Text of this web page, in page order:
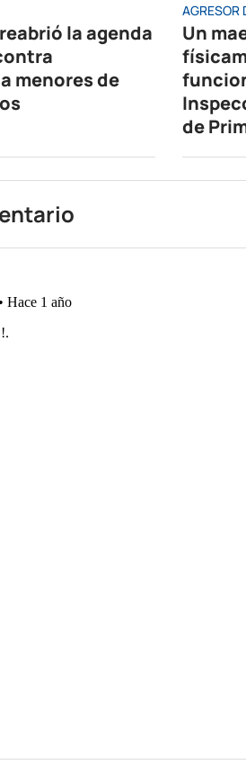
la agenda
menores de
AGRESOR
Un
de